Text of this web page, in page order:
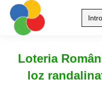
Loteria
loz